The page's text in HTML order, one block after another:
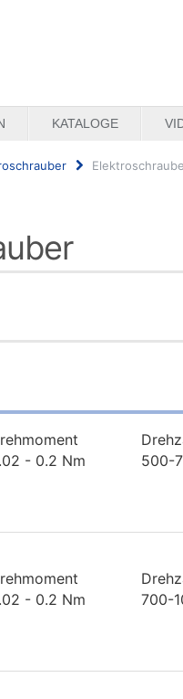
KATALOGE
- 0.2 Nm
500-
- 0.2 Nm
700-